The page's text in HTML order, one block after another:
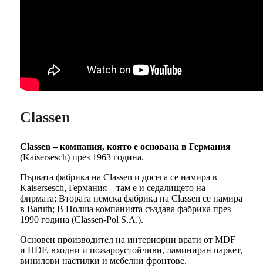
Classen
Classen – компания, която е основана в Германия
(Kaisersesch) през 1963 година.
Първата фабрика на Classen и досега се намира в
Kaisersesch, Германия – там е и седалището на
фирмата; Втората немска фабрика на Classen се намира
в Baruth; В Полша компанията създава фабрика през
1990 година (Classen-Pol S.A.).
Основен производител на интериорни врати от MDF
и HDF, входни и пожароустойчиви, ламиниран паркет,
винилови настилки и мебелни фронтове.